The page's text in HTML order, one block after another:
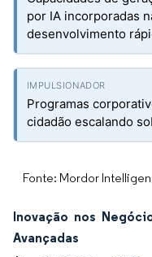
por IA incorporadas
desenvolvimento
Programas
cidadão escalando
Fonte: Mordor
Inovação nos
Avançadas